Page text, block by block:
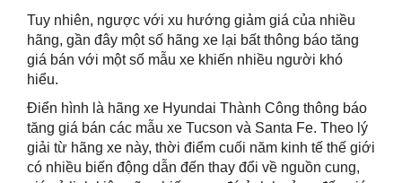
Tuy nhiên, ngược với xu hướng giảm giá của nhiều
hãng, gần đây một số hãng xe lại bất thông báo tăng
giá bán với một số mẫu xe khiến nhiều người khó
hiểu.
Điển hình là hãng xe Hyundai Thành Công thông báo
tăng giá bán các mẫu xe Tucson và Santa Fe. Theo lý
giải từ hãng xe này, thời điểm cuối năm kinh tế thế giới
có nhiều biến động dẫn đến thay đổi về nguồn cung,